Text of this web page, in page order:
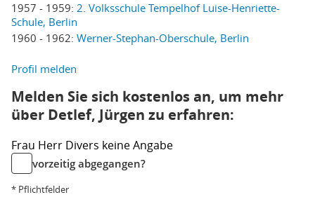
1957 - 1959: 2. Volksschule Tempelhof Luise-Henriette-
Schule, Berlin
1960 - 1962: Werner-Stephan-Oberschule, Berlin
Profil melden
Melden Sie sich kostenlos an, um mehr
über Detlef, Jürgen zu erfahren:
Frau Herr Divers keine Angabe
vorzeitig abgegangen?
* Pflichtfelder